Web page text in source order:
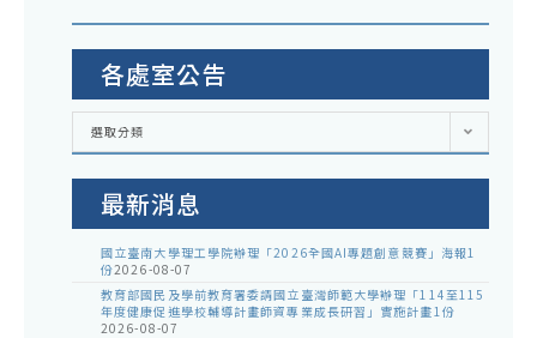
各處室公告
各
室
選取分類
最新消息
國立臺南大學理工學院辦理「2026全國AI專題創意競賽」海報1
份2026-08-07
教育部國民及學前教育署委請國立臺灣師範大學辦理「114至115
年度健康促進學校輔導計畫師資專業成長研習」實施計畫1份
2026-08-07